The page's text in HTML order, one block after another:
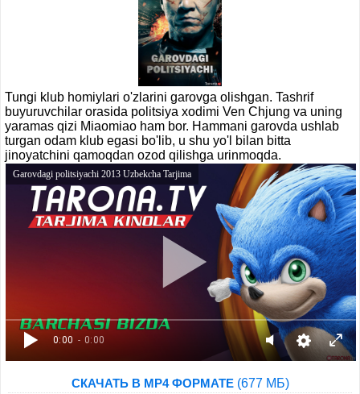
Tungi klub homiylari o'zlarini garovga olishgan. Tashrif
buyuruvchilar orasida politsiya xodimi Ven Chjung va uning
yaramas qizi Miaomiao ham bor. Hammani garovda ushlab
turgan odam klub egasi bo'lib, u shu yo'l bilan bitta
jinoyatchini qamoqdan ozod qilishga urinmoqda.
0:00 - 0:00
Garovdagi politsiyachi 2013 Uzbekcha Tarjima
СКАЧАТЬ В MP4 ФОРМАТЕ(677 МБ)